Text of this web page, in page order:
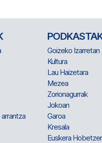
Goizeko Izarretan
Kultura
Lau Haizetara
Mezea
Zorionagurrak
Jokoan
Garoa
Kresala
Euskera